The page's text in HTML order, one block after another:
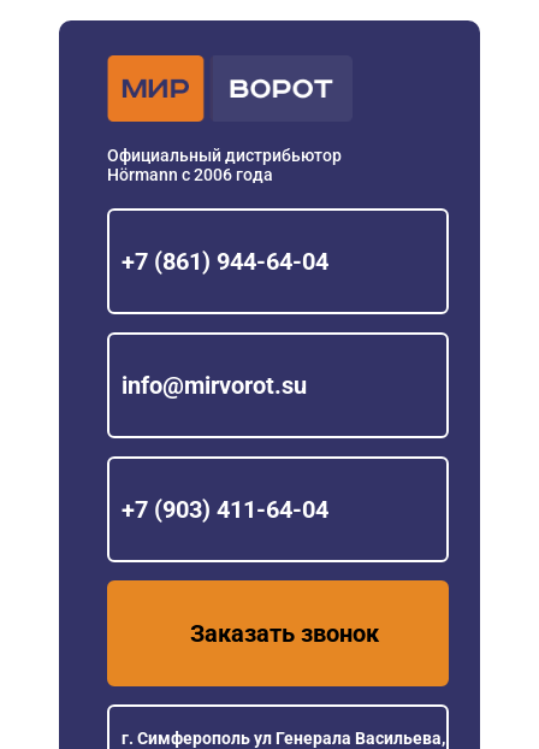
Официальный дистрибьютор
Hörmann с 2006 года
+7 (861) 944-64-04
info@mirvorot.su
+7 (903) 411-64-04
Заказать звонок
г. Симферополь ул Генерала Васильева,